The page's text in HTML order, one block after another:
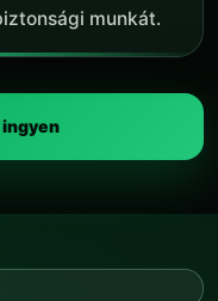
munkát.
ingyen